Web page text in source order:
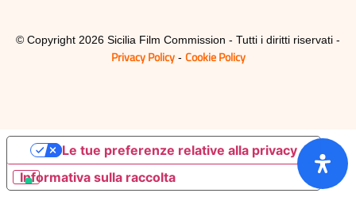
© Copyright 2026 Sicilia Film Commission - Tutti i diritti riservati -
Privacy Policy- Cookie Policy
Informativa sulla raccolta
Le tue preferenze relative alla privacy